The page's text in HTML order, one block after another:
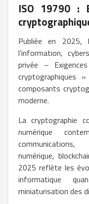
ISO 19790 :
Publiée en 2025,
l’information,
privée –
cryptographiques
composants
moderne.
La cryptographie
numérique
numérique,
2025 reflète les
informatique
miniaturisation des